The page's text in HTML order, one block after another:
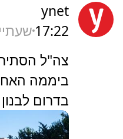
ynet
17:22
צה"ל
ביממה
בדרום